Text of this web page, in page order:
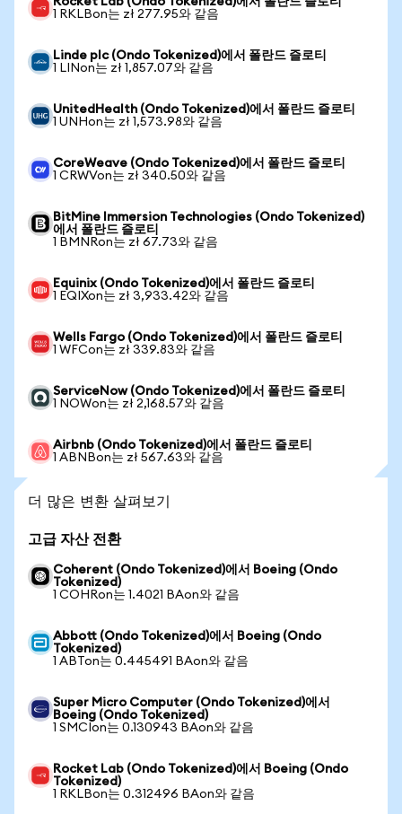
1 RKLBon는 zł 277.95와 같음
Linde plc (Ondo Tokenized)에서 폴란드 즐로티
1 LINon는 zł 1,857.07와 같음
UnitedHealth (Ondo Tokenized)에서 폴란드 즐로티
1 UNHon는 zł 1,573.98와 같음
CoreWeave (Ondo Tokenized)에서 폴란드 즐로티
1 CRWVon는 zł 340.50와 같음
BitMine Immersion Technologies (Ondo Tokenized)
에서 폴란드 즐로티
1 BMNRon는 zł 67.73와 같음
Equinix (Ondo Tokenized)에서 폴란드 즐로티
1 EQIXon는 zł 3,933.42와 같음
Wells Fargo (Ondo Tokenized)에서 폴란드 즐로티
1 WFCon는 zł 339.83와 같음
ServiceNow (Ondo Tokenized)에서 폴란드 즐로티
1 NOWon는 zł 2,168.57와 같음
Airbnb (Ondo Tokenized)에서 폴란드 즐로티
1 ABNBon는 zł 567.63와 같음
더 많은 변환 살펴보기
고급 자산 전환
Coherent (Ondo Tokenized)에서 Boeing (Ondo
Tokenized)
1 COHRon는 1.4021 BAon와 같음
Abbott (Ondo Tokenized)에서 Boeing (Ondo
Tokenized)
1 ABTon는 0.445491 BAon와 같음
Super Micro Computer (Ondo Tokenized)에서
Boeing (Ondo Tokenized)
1 SMCIon는 0.130943 BAon와 같음
Rocket Lab (Ondo Tokenized)에서 Boeing (Ondo
Tokenized)
1 RKLBon는 0.312496 BAon와 같음